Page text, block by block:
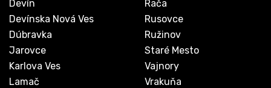
Devín
Devínska Nová Ves
Dúbravka
Jarovce
Karlova Ves
Lamač
Rača
Rusovce
Ružinov
Staré Mesto
Vajnory
Vrakuňa